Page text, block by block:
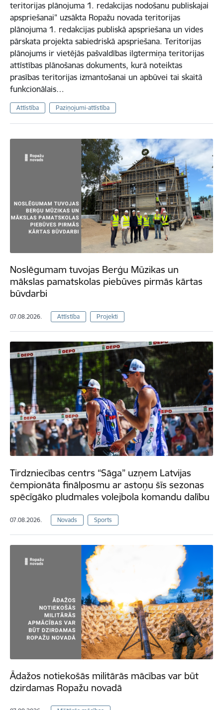
teritorijas plānojuma 1. redakcijas nodošanu publiskajai
apspriešanai" uzsākta Ropažu novada teritorijas
plānojuma 1. redakcijas publiskā apspriešana un vides
pārskata projekta sabiedriskā apspriešana. Teritorijas
plānojums ir vietējās pašvaldības ilgtermiņa teritorijas
attīstības plānošanas dokuments, kurā noteiktas
prasības teritorijas izmantošanai un apbūvei tai skaitā
funkcionālais…
Attīstība Paziņojumi-attīstība
Noslēgumam tuvojas Berģu Mūzikas un
mākslas pamatskolas piebūves pirmās kārtas
būvdarbi
07.08.2026. Attīstība Projekti
Tirdzniecības centrs “Sāga” uzņem Latvijas
čempionāta finālposmu ar astoņu šīs sezonas
spēcīgāko pludmales volejbola komandu dalību
07.08.2026. Novads Sports
Ādažos notiekošās militārās mācības var būt
dzirdamas Ropažu novadā